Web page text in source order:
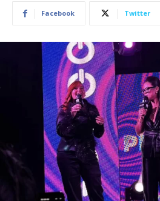
Facebook Twitter